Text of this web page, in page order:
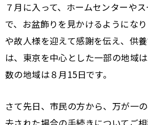
７月に入って、ホームセンターや
で、お盆飾りを見かけるようにな
や故人様を迎えて感謝を伝え、供
は、東京を中心とした一部の地域
数の地域は８月15日です。
さて先日、市民の方から、万が一